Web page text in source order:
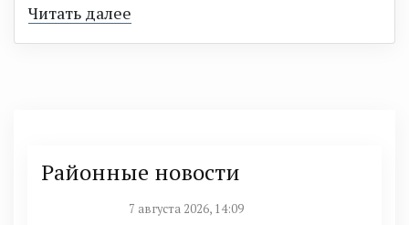
Читать далее
Районные новости
7 августа 2026, 14:09